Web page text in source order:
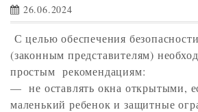
26.06.2024
С целью обеспечения
(законным представителям)
простым рекомендациям:
— не оставлять окна открытыми,
маленький ребенок и защитные